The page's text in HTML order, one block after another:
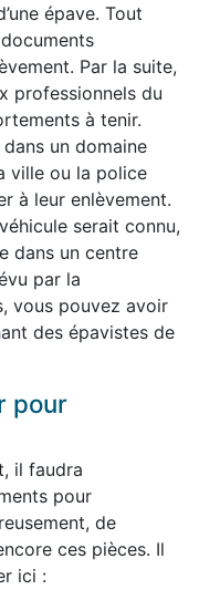
épave. Tout
Par la suite,
professionnels du
à tenir.
dans un domaine
ville ou la police
à leur enlèvement.
serait connu,
dans un centre
par la
vous pouvez avoir
des épavistes de
pour
il faudra
pour
de
ces pièces. Il
ici :